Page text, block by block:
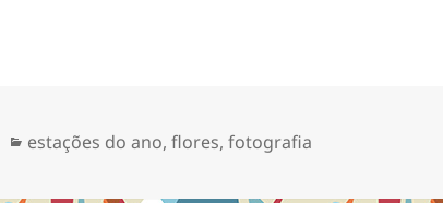
de…
AutorCategorias
estações do ano,flores,fotografia